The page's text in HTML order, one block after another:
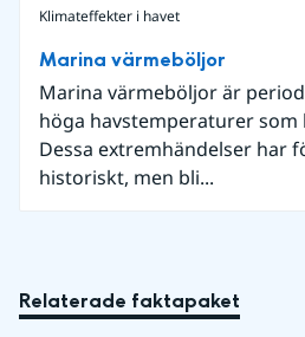
Klimateffekter i havet
Marina värmeböljor
Marina värmeböljor är
höga havstemperaturer som
Dessa extremhändelser har
historiskt, men bli...
Relaterade faktapaket